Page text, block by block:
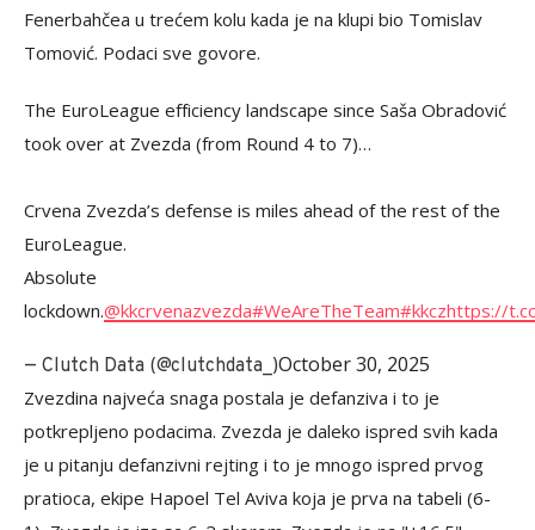
Fenerbahčea u trećem kolu kada je na klupi bio Tomislav
Tomović. Podaci sve govore.
The EuroLeague efficiency landscape since Saša Obradović
took over at Zvezda (from Round 4 to 7)…
Crvena Zvezda’s defense is miles ahead of the rest of the
EuroLeague.
Absolute
lockdown.@kkcrvenazvezda#WeAreTheTeam#kkczhttps://
— Clutch Data (@clutchdata_)October 30, 2025
Zvezdina najveća snaga postala je defanziva i to je
potkrepljeno podacima. Zvezda je daleko ispred svih kada
je u pitanju defanzivni rejting i to je mnogo ispred prvog
pratioca, ekipe Hapoel Tel Aviva koja je prva na tabeli (6-